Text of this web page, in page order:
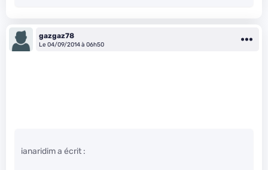
gazgaz78
Le 04/09/2014 à 06h50
ianaridim a écrit :